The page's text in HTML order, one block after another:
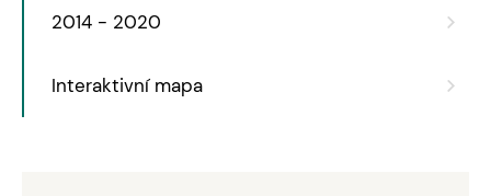
2014 - 2020
Interaktivní mapa